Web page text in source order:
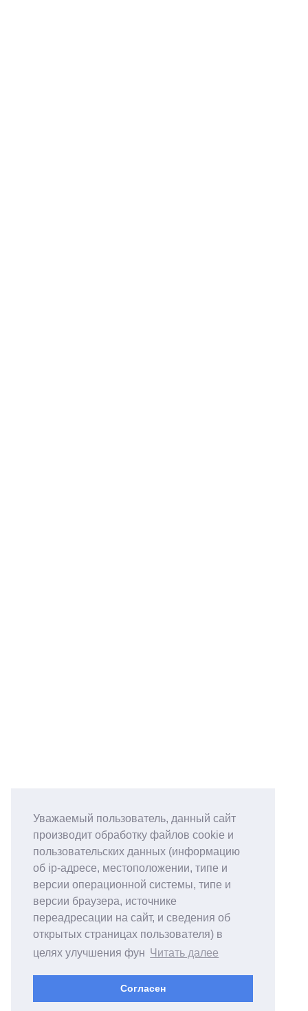
Уважаемый пользователь, данный сайт
производит обработку файлов cookie и
пользовательских данных (информацию
об ip-адресе, местоположении, типе и
версии операционной системы, типе и
версии браузера, источнике
переадресации на сайт, и сведения об
открытых страницах пользователя) в
целях улучшения фун Читать далее
Согласен